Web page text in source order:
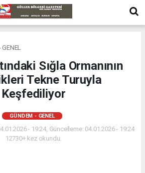
Sığla Ormanının
Tekne Turuyla
Keşfediliyor
GÜNDEM - GENEL
- 19:24, Güncelleme: 04.01.2026 - 19:24
12730+ kez okundu.